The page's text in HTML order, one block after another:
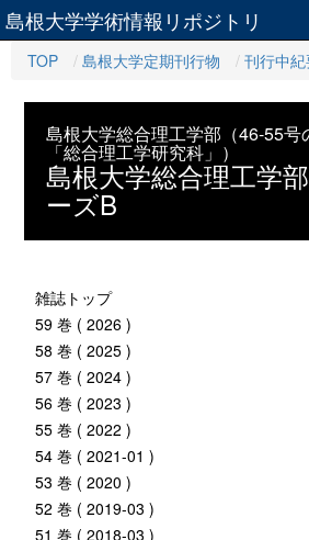
島根大学学術情報リポジトリ
TOP 島根大学定期刊行物 刊行中
島根大学総合理工学部（46-55号
「総合理工学研究科」）
島根大学総合理工学
ーズB
雑誌トップ
59 巻 ( 2026 )
58 巻 ( 2025 )
57 巻 ( 2024 )
56 巻 ( 2023 )
55 巻 ( 2022 )
54 巻 ( 2021-01 )
53 巻 ( 2020 )
52 巻 ( 2019-03 )
51 巻 ( 2018-03 )